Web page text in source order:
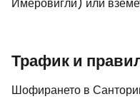
Трафик и
Шофирането в